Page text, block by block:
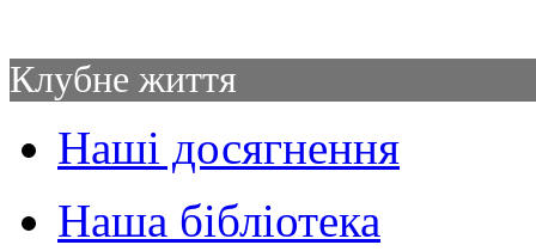
Клубне життя
Наші досягнення
Наша бібліотека